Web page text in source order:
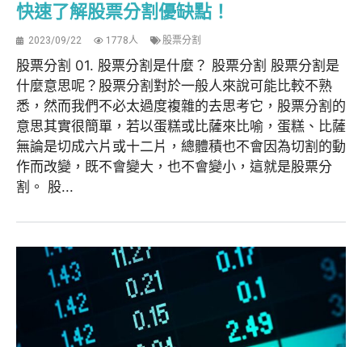
快速了解股票分割優缺點！
2023/09/22 1778人 股票分割
股票分割 01. 股票分割是什麼？ 股票分割 股票分割是
什麼意思呢？股票分割對於一般人來說可能比較不熟
悉，然而我們不必太過度複雜的去思考它，股票分割的
意思其實很簡單，若以蛋糕或比薩來比喻，蛋糕、比薩
無論是切成六片或十二片，總體積也不會因為切割的動
作而改變，既不會變大，也不會變小，這就是股票分
割。 股...